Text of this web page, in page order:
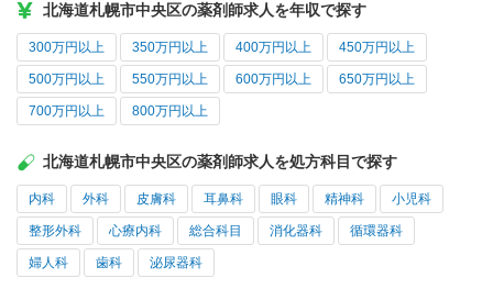
北海道札幌市中央区の薬剤師求人を年収で探す
300万円以上 350万円以上 400万円以上 450万円以上
500万円以上 550万円以上 600万円以上 650万円以上
700万円以上 800万円以上
北海道札幌市中央区の薬剤師求人を処方科目で探す
内科 外科 皮膚科 耳鼻科 眼科 精神科 小児科
整形外科 心療内科 総合科目 消化器科 循環器科
婦人科 歯科 泌尿器科